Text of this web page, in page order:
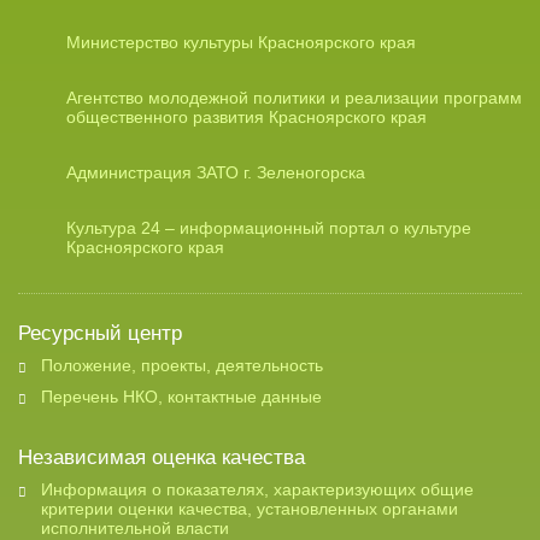
Министерство культуры Красноярского края
Агентство молодежной политики и реализации программ
общественного развития Красноярского края
Администрация ЗАТО г. Зеленогорска
Культура 24 – информационный портал о культуре
Красноярского края
Ресурсный центр
Положение, проекты, деятельность
Перечень НКО, контактные данные
Независимая оценка качества
Информация о показателях, характеризующих общие
критерии оценки качества, установленных органами
исполнительной власти